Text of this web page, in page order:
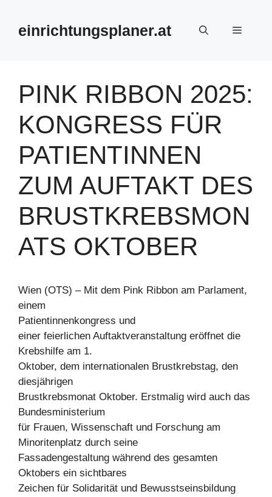
springeneinrichtungsplaner.at Menü
PINK RIBBON 2025:
KONGRESS FÜR
PATIENTINNEN
ZUM AUFTAKT DES
BRUSTKREBSMON
ATS OKTOBER
Wien (OTS) – Mit dem Pink Ribbon am Parlament,
einem
Patientinnenkongress und
einer feierlichen Auftaktveranstaltung eröffnet die
Krebshilfe am 1.
Oktober, dem internationalen Brustkrebstag, den
diesjährigen
Brustkrebsmonat Oktober. Erstmalig wird auch das
Bundesministerium
für Frauen, Wissenschaft und Forschung am
Minoritenplatz durch seine
Fassadengestaltung während des gesamten
Oktobers ein sichtbares
Zeichen für Solidarität und Bewusstseinsbildung